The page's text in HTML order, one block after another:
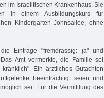
im Israelitischen Krankenhaus. Sie
in einem Ausbildungskurs für
Kindergarten Johnsallee, ohne
Einträge "fremdrassig: ja" und
Amt vermerkte, die Familie sei
Ein ärztliches Gutachten
beeinträchtigt seien und
sei. Für die Vermittlung des